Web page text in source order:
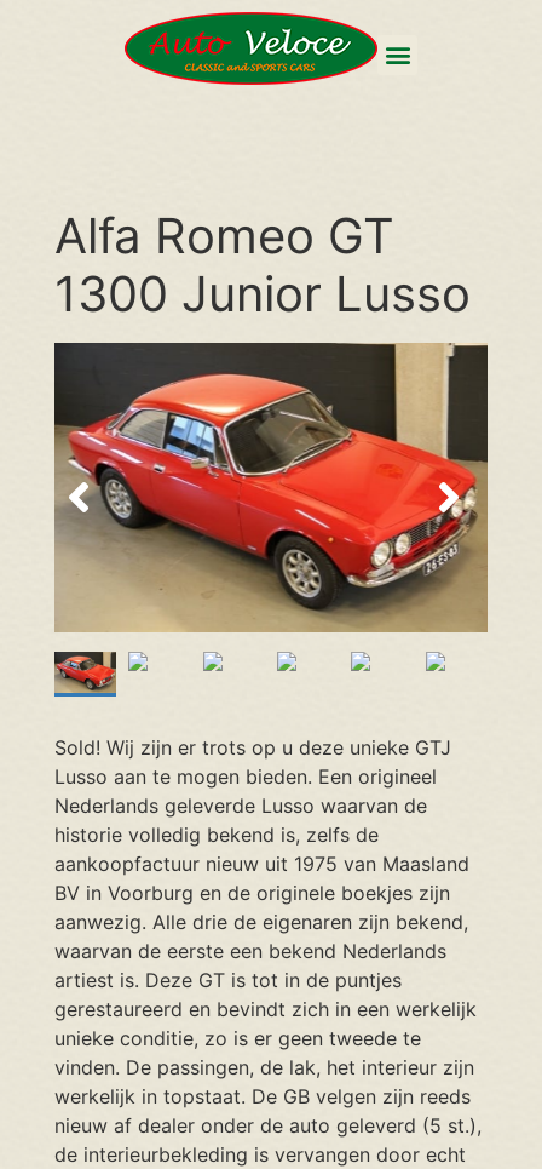
Alfa Romeo GT
1300 Junior Lusso
Sold! Wij zijn er trots op u deze unieke GTJ
Lusso aan te mogen bieden. Een origineel
Nederlands geleverde Lusso waarvan de
historie volledig bekend is, zelfs de
aankoopfactuur nieuw uit 1975 van Maasland
BV in Voorburg en de originele boekjes zijn
aanwezig. Alle drie de eigenaren zijn bekend,
waarvan de eerste een bekend Nederlands
artiest is. Deze GT is tot in de puntjes
gerestaureerd en bevindt zich in een werkelijk
unieke conditie, zo is er geen tweede te
vinden. De passingen, de lak, het interieur zijn
werkelijk in topstaat. De GB velgen zijn reeds
nieuw af dealer onder de auto geleverd (5 st.),
de interieurbekleding is vervangen door echt